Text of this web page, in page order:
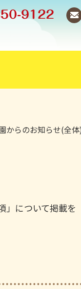
9122
からのお知らせ(全
」について掲載を